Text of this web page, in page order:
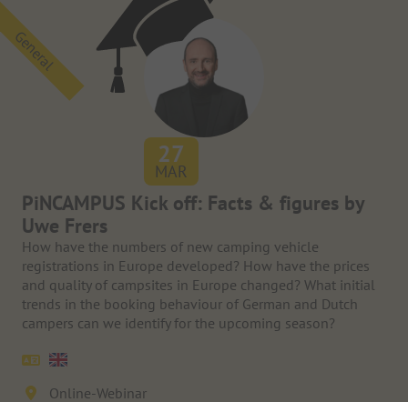
General
27
MAR
PiNCAMPUS Kick off: Facts & figures by
Uwe Frers
How have the numbers of new camping vehicle
registrations in Europe developed? How have the prices
and quality of campsites in Europe changed? What initial
trends in the booking behaviour of German and Dutch
campers can we identify for the upcoming season?
Online-Webinar